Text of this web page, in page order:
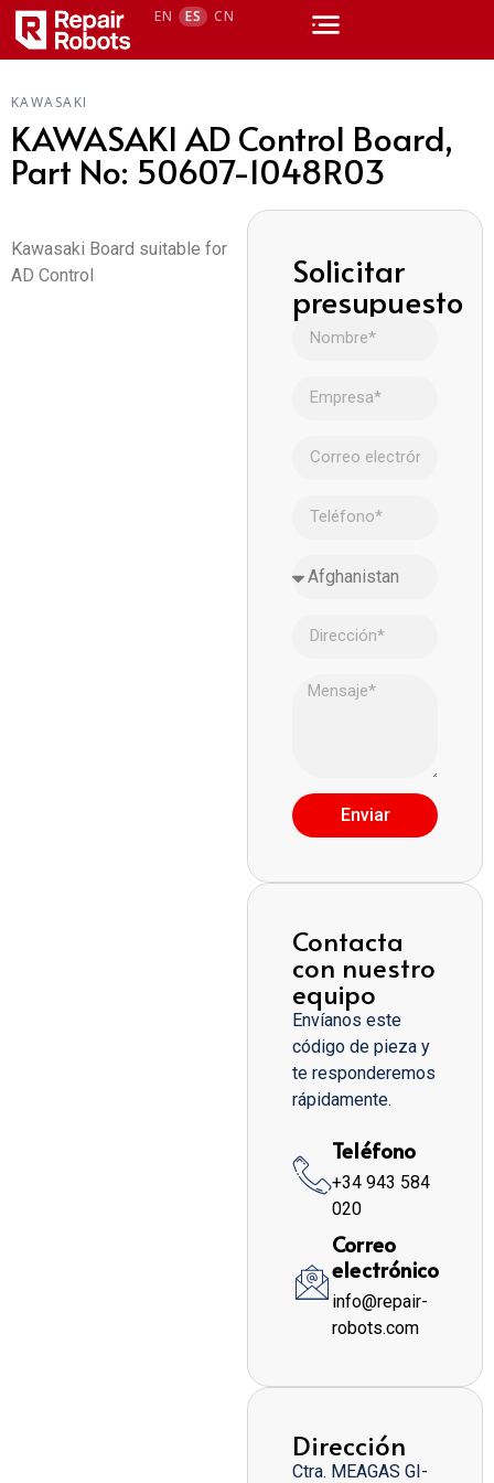
EN ES CN
KAWASAKI
KAWASAKI AD Control Board,
Part No: 50607-1048R03
Kawasaki Board suitable for
AD Control
Solicitar
presupuesto
Enviar
Contacta
con nuestro
equipo
Envíanos este
código de pieza y
te responderemos
rápidamente.
Teléfono
+34 943 584
020
Correo
electrónico
info@repair-
robots.com
Dirección
Ctra. MEAGAS GI-